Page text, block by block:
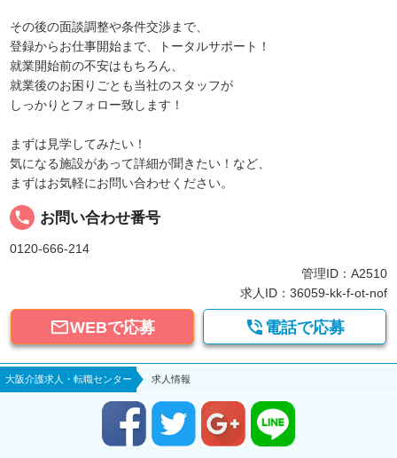
その後の面談調整や条件交渉まで、
登録からお仕事開始まで、トータルサポート！
就業開始前の不安はもちろん、
就業後のお困りごとも当社のスタッフが
しっかりとフォロー致します！
まずは見学してみたい！
気になる施設があって詳細が聞きたい！など、
まずはお気軽にお問い合わせください。
local_phone お問い合わせ番号
0120-666-214
管理ID：A2510
求人ID：36059-kk-f-ot-nof
WEBで応募  電話で応募
大阪介護求人・転職センター 求人情報